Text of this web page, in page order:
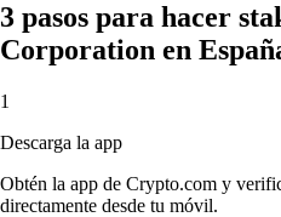
3 pasos para hacer
Corporation en
1
Descarga la app
Obtén la app de Crypto.com y
directamente desde tu móvil.